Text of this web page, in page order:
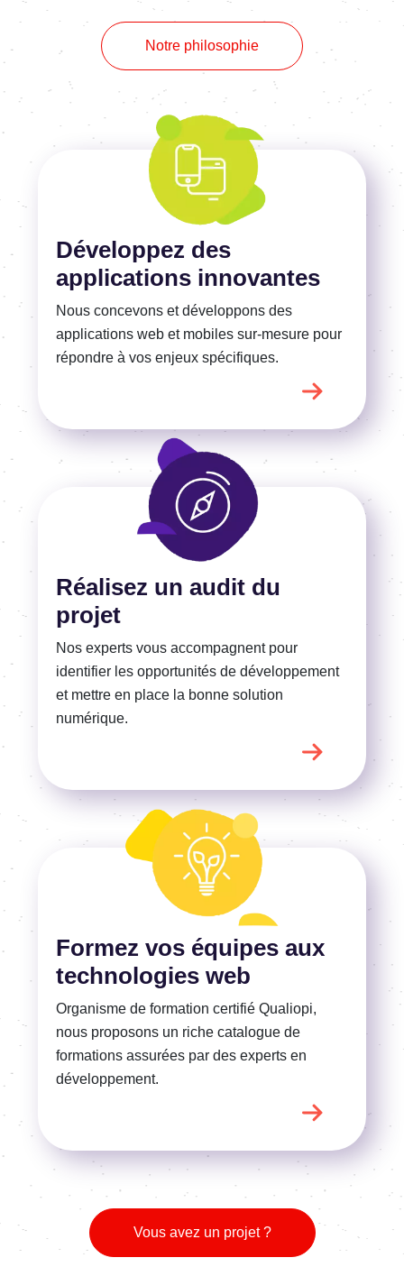
Notre philosophie
Développez des
applications innovantes
Nous concevons et développons des
applications web et mobiles sur-mesure pour
répondre à vos enjeux spécifiques.
En savoir plus
Réalisez un audit du
projet
Nos experts vous accompagnent pour
identifier les opportunités de développement
et mettre en place la bonne solution
numérique.
En savoir plus
Formez vos équipes aux
technologies web
Organisme de formation certifié Qualiopi,
nous proposons un riche catalogue de
formations assurées par des experts en
développement.
En savoir plus
Vous avez un projet ?